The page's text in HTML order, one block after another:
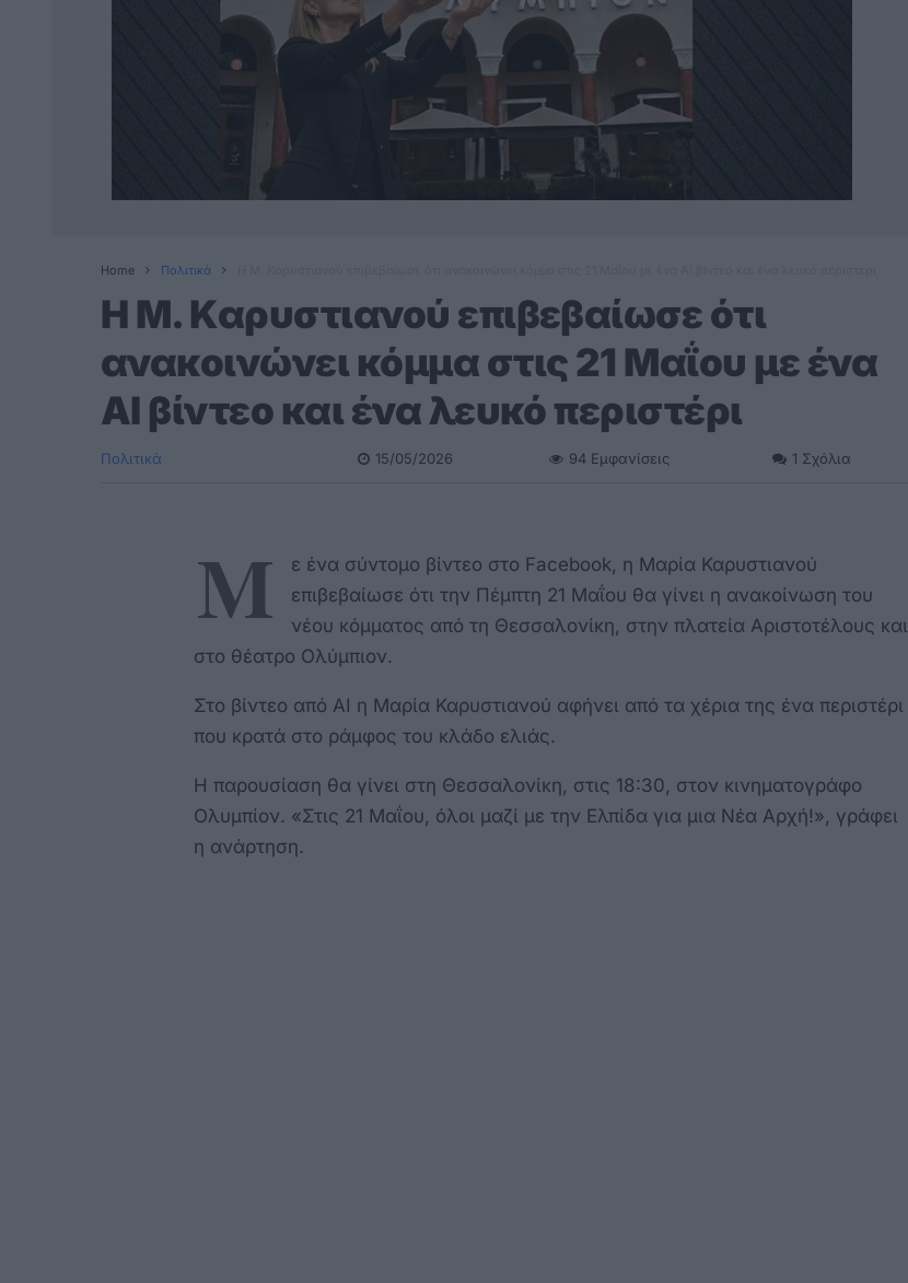
Home Πολιτικά
Η M. Καρυστιανού επιβεβαίωσε ότι
ανακοινώνει κόμμα στις 21 Μαΐου με ένα
AI βίντεο και ένα λευκό περιστέρι
Πολιτικά 15/05/2026 94Εμφανίσεις 1 Σχόλια
Μ
ε ένα σύντομο βίντεο στο Facebook, η Μαρία Καρυστιανού
επιβεβαίωσε ότι την Πέμπτη 21 Μαΐου θα γίνει η ανακοίνωση του
νέου κόμματος από τη Θεσσαλονίκη, στην πλατεία Αριστοτέλους και
στο θέατρο Ολύμπιον.
Στο βίντεο από AI η Μαρία Καρυστιανού αφήνει από τα χέρια της ένα περιστέρι
που κρατά στο ράμφος του κλάδο ελιάς.
Η παρουσίαση θα γίνει στη Θεσσαλονίκη, στις 18:30, στον κινηματογράφο
Ολυμπίον. «Στις 21 Μαΐου, όλοι μαζί με την Ελπίδα για μια Νέα Αρχή!», γράφει
η ανάρτηση.